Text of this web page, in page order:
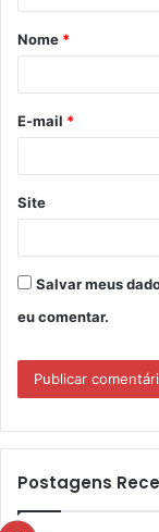
á
r
*
Nome *
E-mail *
Site
Salvar meus
eu comentar.
Postagens